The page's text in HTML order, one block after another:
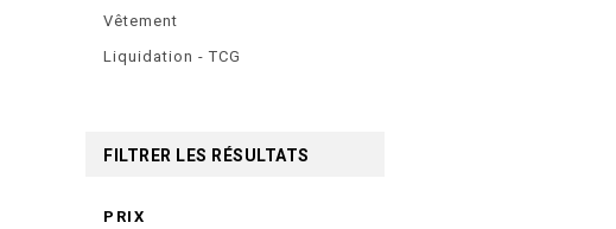
Vêtement
Liquidation - TCG
FILTRER LES RÉSULTATS
PRIX